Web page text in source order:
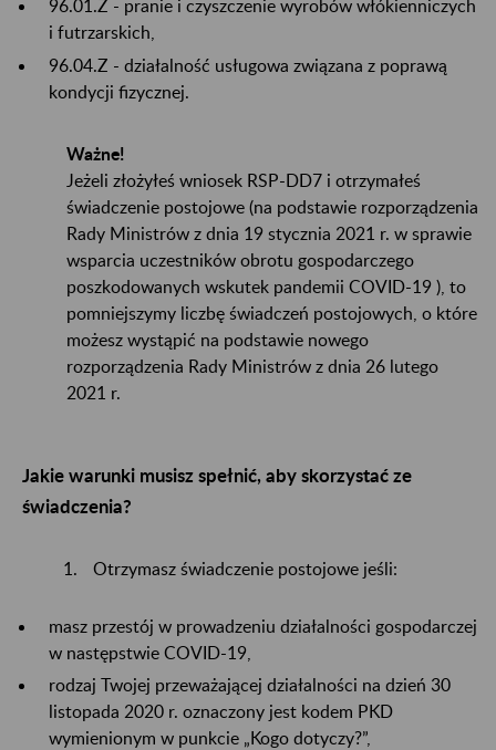
96.01.Z - pranie i czyszczenie wyrobów włókienniczych
i futrzarskich,
96.04.Z - działalność usługowa związana z poprawą
kondycji fizycznej.
Ważne!
Jeżeli złożyłeś wniosek RSP-DD7 i otrzymałeś
świadczenie postojowe (na podstawie rozporządzenia
Rady Ministrów z dnia 19 stycznia 2021 r. w sprawie
wsparcia uczestników obrotu gospodarczego
poszkodowanych wskutek pandemii COVID-19 ), to
pomniejszymy liczbę świadczeń postojowych, o które
możesz wystąpić na podstawie nowego
rozporządzenia Rady Ministrów z dnia 26 lutego
2021 r.
Jakie warunki musisz spełnić, aby skorzystać ze
świadczenia?
Otrzymasz świadczenie postojowe jeśli:
masz przestój w prowadzeniu działalności gospodarczej
w następstwie COVID-19,
rodzaj Twojej przeważającej działalności na dzień 30
listopada 2020 r. oznaczony jest kodem PKD
wymienionym w punkcie „Kogo dotyczy?”,